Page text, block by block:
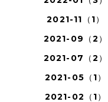
2021-11（1）
2021-09（2）
2021-07（2）
2021-05（1）
2021-02（1）